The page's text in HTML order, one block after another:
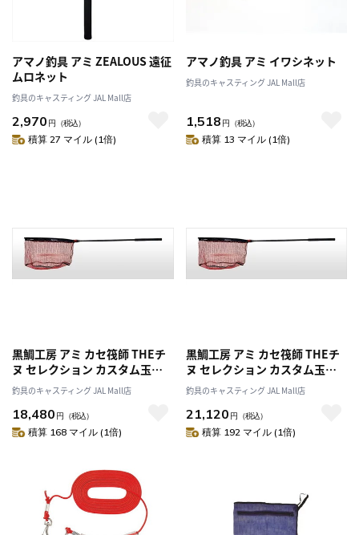
アマノ釣具 アミ ZEALOUS 遠征
ムロネット
釣具のキャスティング JAL Mall店
2,970 円 （税込）
積算 27 マイル (1倍)
アマノ釣具 アミ イワシネット
釣具のキャスティング JAL Mall店
1,518 円 （税込）
積算 13 マイル (1倍)
黒鯛工房 アミ カセ筏師 THEチ
ヌ セレクション カスタム玉網
90LR
釣具のキャスティング JAL Mall店
18,480 円 （税込）
積算 168 マイル (1倍)
黒鯛工房 アミ カセ筏師 THEチ
ヌ セレクション カスタム玉網
90/120LR
釣具のキャスティング JAL Mall店
21,120 円 （税込）
積算 192 マイル (1倍)